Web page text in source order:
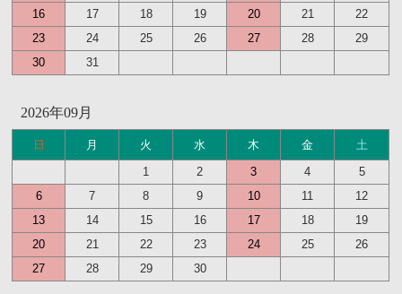
16
17 18 19 20 21
22
23
24 25 26 27 28
29
30
31
2026年09月
日 月 火 水 木 金
土
1
2 3 4
5
6
7 8 9 10 11
12
13
14 15 16 17 18
19
20
21 22 23 24 25
26
27
28 29 30